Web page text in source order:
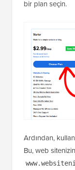
bir plan seçin.
Ardından,
Bu, web